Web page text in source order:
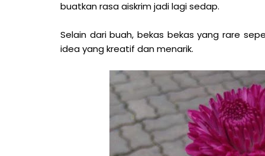
buatkan rasa aiskrim jadi lagi sedap.
Selain dari buah, bekas bekas yang rare
idea yang kreatif dan menarik.